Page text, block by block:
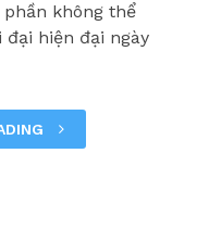
không thể
hiện đại ngày